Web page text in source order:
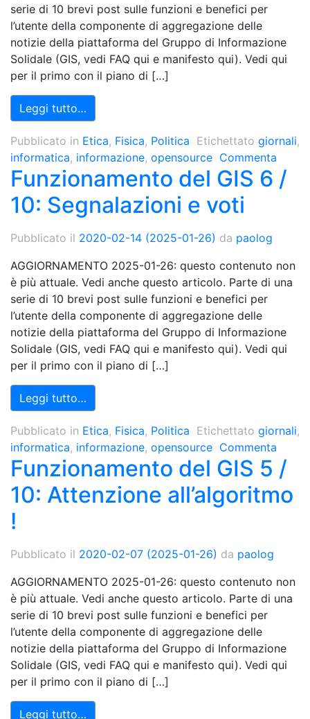
serie di 10 brevi post sulle funzioni e benefici per
l’utente della componente di aggregazione delle
notizie della piattaforma del Gruppo di Informazione
Solidale (GIS, vedi FAQ qui e manifesto qui). Vedi qui
per il primo con il piano di […]
Leggi tutto…
Pubblicato in Etica, Fisica, Politica Etichettato giornali,
informatica, informazione, opensource Commenta
Funzionamento del GIS 6 /
10: Segnalazioni e voti
Pubblicato il 2020-02-14 (2025-01-26) da paolog
AGGIORNAMENTO 2025-01-26: questo contenuto non
è più attuale. Vedi anche questo articolo. Parte di una
serie di 10 brevi post sulle funzioni e benefici per
l’utente della componente di aggregazione delle
notizie della piattaforma del Gruppo di Informazione
Solidale (GIS, vedi FAQ qui e manifesto qui). Vedi qui
per il primo con il piano di […]
Leggi tutto…
Pubblicato in Etica, Fisica, Politica Etichettato giornali,
informatica, informazione, opensource Commenta
Funzionamento del GIS 5 /
10: Attenzione all’algoritmo
!
Pubblicato il 2020-02-07 (2025-01-26) da paolog
AGGIORNAMENTO 2025-01-26: questo contenuto non
è più attuale. Vedi anche questo articolo. Parte di una
serie di 10 brevi post sulle funzioni e benefici per
l’utente della componente di aggregazione delle
notizie della piattaforma del Gruppo di Informazione
Solidale (GIS, vedi FAQ qui e manifesto qui). Vedi qui
per il primo con il piano di […]
Leggi tutto…